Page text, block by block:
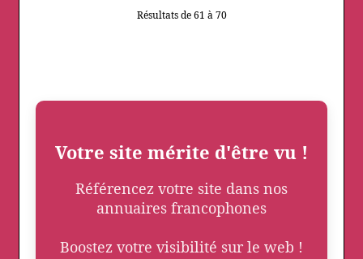
Résultats de 61 à 70
Votre site mérite d'être vu !
Référencez votre site dans nos
annuaires francophones
Boostez votre visibilité sur le web !